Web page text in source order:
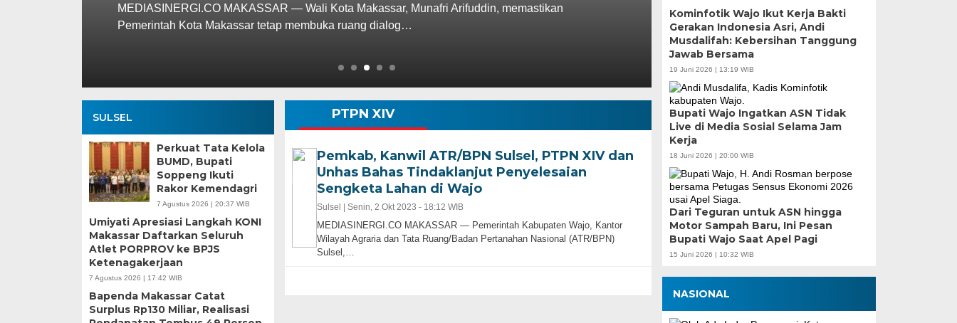
MEDIASINERGI.CO MAKASSAR — Wali Kota Makassar, Munafri Arifuddin, memastikan
Pemerintah Kota Makassar tetap membuka ruang dialog…
MEDIASINERGI.CO MAKASSAR — Pengurus
komitmennya menjadi mitra strategis Pemerintah
SULSEL
Perkuat Tata Kelola
BUMD, Bupati
Soppeng Ikuti
Rakor Kemendagri
7 Agustus 2026 | 20:37 WIB
Umiyati Apresiasi Langkah KONI
Makassar Daftarkan Seluruh
Atlet PORPROV ke BPJS
Ketenagakerjaan
7 Agustus 2026 | 17:42 WIB
Bapenda Makassar Catat
Surplus Rp130 Miliar, Realisasi
PTPN XIV
Pemkab, Kanwil ATR/BPN Sulsel, PTPN XIV dan
Unhas Bahas Tindaklanjut Penyelesaian
Sengketa Lahan di Wajo
Sulsel | Senin, 2 Okt 2023 - 18:12 WIB
MEDIASINERGI.CO MAKASSAR — Pemerintah Kabupaten Wajo, Kantor
Wilayah Agraria dan Tata Ruang/Badan Pertanahan Nasional (ATR/BPN)
Sulsel,…
Kominfotik Wajo Ikut Kerja Bakti
Gerakan Indonesia Asri, Andi
Musdalifah: Kebersihan Tanggung
Jawab Bersama
19 Juni 2026 | 13:19 WIB
Bupati Wajo Ingatkan ASN Tidak
Live di Media Sosial Selama Jam
Kerja
18 Juni 2026 | 20:00 WIB
Dari Teguran untuk ASN hingga
Motor Sampah Baru, Ini Pesan
Bupati Wajo Saat Apel Pagi
15 Juni 2026 | 10:32 WIB
NASIONAL